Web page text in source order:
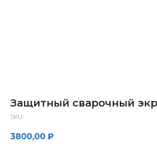
Защитный сварочный
SKU:
3800,00 ₽